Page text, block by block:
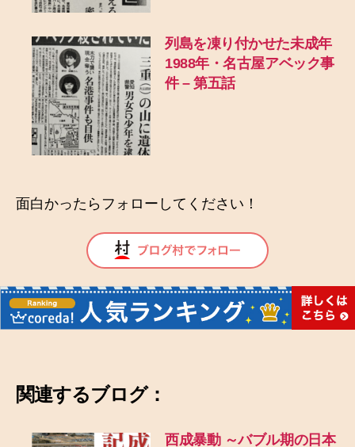
列島を凍り付かせた未成年
1988年・名古屋アベック事
件 – 第五話
面白かったらフォローしてください！
関連するブログ：
西成暴動 ～バブル期の日本